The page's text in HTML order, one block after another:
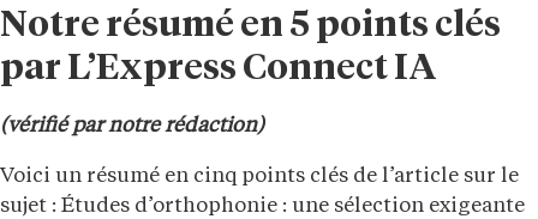
Notre résumé en 5 points clés
par L’Express Connect IA
(vérifié par notre rédaction)
Voici un résumé en cinq points clés de l’article sur le
sujet : Études d’orthophonie : une sélection exigeante